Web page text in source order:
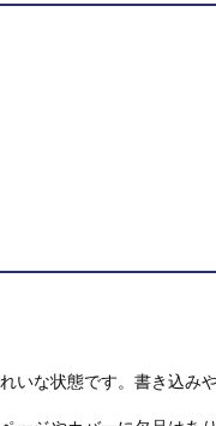
いな状態です。書き込み